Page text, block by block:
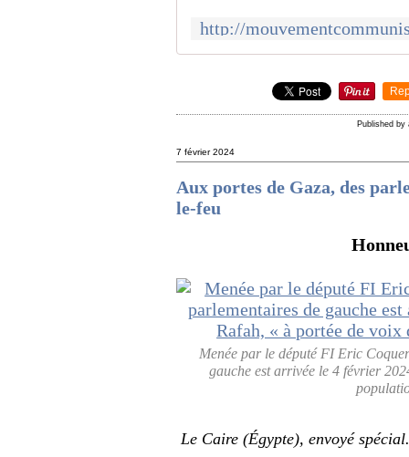
Published by
7 février 2024
Aux portes de Gaza, des
le-feu
Menée par le député FI Eric
gauche est arrivée le 4 février
Le Caire (Égypte), envoyé